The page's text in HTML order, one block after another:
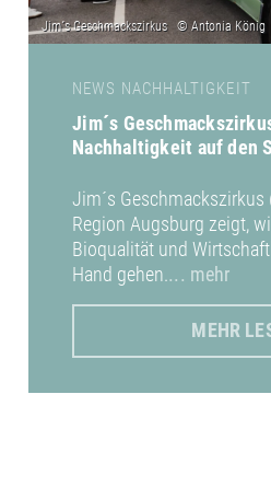
NEWS NACHHALTIGKEIT
Jim´s
Nachhaltigkeit auf den
Jim´s Geschmackszirkus
Region Augsburg zeigt,
Bioqualität und
Hand gehen.... mehr
MEHR